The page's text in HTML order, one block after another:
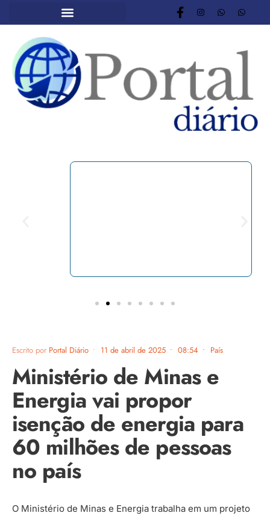
Escrito por Portal Diário • 11 de abril de 2025 • 08:54 • País
Ministério de Minas e
Energia vai propor
isenção de energia para
60 milhões de pessoas
no país
O Ministério de Minas e Energia trabalha em um projeto